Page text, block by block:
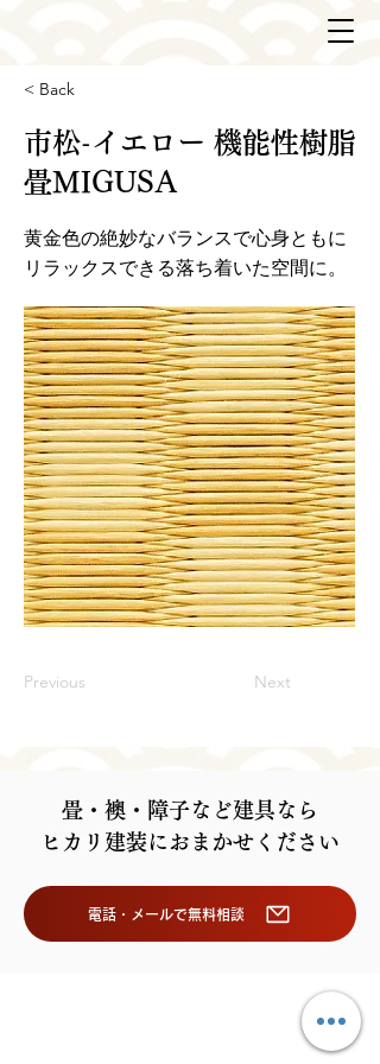
< Back
市松-イエロー 機能性樹脂
畳MIGUSA
黄金色の絶妙なバランスで心身ともに
リラックスできる落ち着いた空間に。
Previous Next
畳・襖・障子など建具なら
ヒカリ建装におまかせください
電話・メールで無料相談